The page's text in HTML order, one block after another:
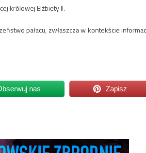
królowej Elżbiety II.
pałacu, zwłaszcza w kontekście
nas Zapisz